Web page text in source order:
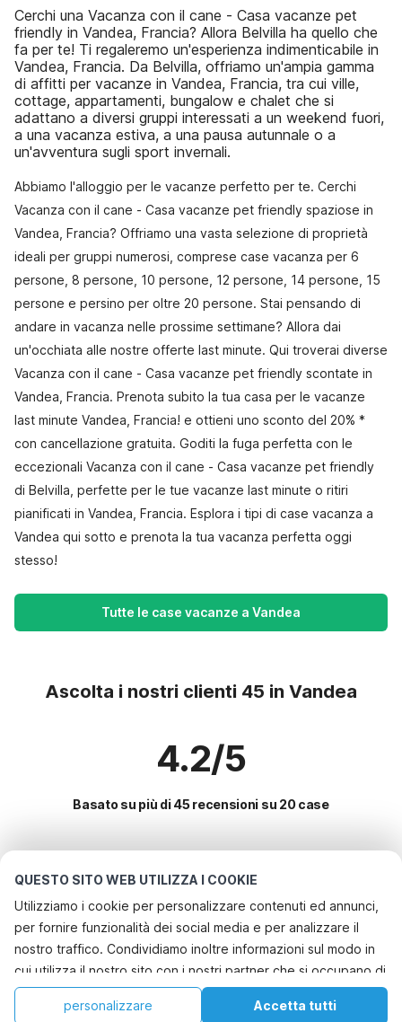
QUESTO SITO WEB UTILIZZA I COOKIE
Utilizziamo i cookie per personalizzare contenuti ed annunci,
per fornire funzionalità dei social media e per analizzare il
nostro traffico. Condividiamo inoltre informazioni sul modo in
cui utilizza il nostro sito con i nostri partner che si occupano di
analisi dei dati web, pubblicità e social media, i quali
potrebbero combinarle con altre informazioni che ha fornito
Accetta tutti
personalizzare
Cerchi una Vacanza con il cane - Casa vacanze pet
friendly in Vandea, Francia? Allora Belvilla ha quello che
fa per te! Ti regaleremo un'esperienza indimenticabile in
Vandea, Francia. Da Belvilla, offriamo un'ampia gamma
di affitti per vacanze in Vandea, Francia, tra cui ville,
cottage, appartamenti, bungalow e chalet che si
adattano a diversi gruppi interessati a un weekend fuori,
a una vacanza estiva, a una pausa autunnale o a
un'avventura sugli sport invernali.
Abbiamo l'alloggio per le vacanze perfetto per te. Cerchi
Vacanza con il cane - Casa vacanze pet friendly spaziose in
Vandea, Francia? Offriamo una vasta selezione di proprietà
ideali per gruppi numerosi, comprese case vacanza per 6
persone, 8 persone, 10 persone, 12 persone, 14 persone, 15
persone e persino per oltre 20 persone. Stai pensando di
andare in vacanza nelle prossime settimane? Allora dai
un'occhiata alle nostre offerte last minute. Qui troverai diverse
Vacanza con il cane - Casa vacanze pet friendly scontate in
Vandea, Francia. Prenota subito la tua casa per le vacanze
last minute Vandea, Francia! e ottieni uno sconto del 20% *
con cancellazione gratuita. Goditi la fuga perfetta con le
eccezionali Vacanza con il cane - Casa vacanze pet friendly
di Belvilla, perfette per le tue vacanze last minute o ritiri
pianificati in Vandea, Francia. Esplora i tipi di case vacanza a
Vandea qui sotto e prenota la tua vacanza perfetta oggi
stesso!
Tutte le case vacanze a Vandea
Ascolta i nostri clienti 45 in Vandea
4.2/5
Basato su più di 45 recensioni su 20 case
Le destinazioni più popolari per le
vacanze
Servizi più popolari per le vacanze in Vandea
Casa vacanze con piscina
Casa vacanze a misura di bambino
Casa per le vacanze in un parco vacanze
Le migliori regioni con i migliori servizi per le vacanze
Casa vacanze a misura di bambino francia-meridionale
Città con i migliori servizi per le vacanze